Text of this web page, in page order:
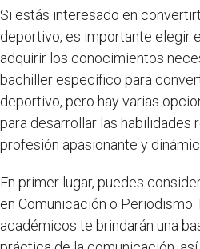
Si estás interesado en
deportivo, es importante elegir
adquirir los conocimientos
bachiller específico para
deportivo, pero hay varias
para desarrollar las habilidades
profesión apasionante y
En primer lugar, puedes
en Comunicación o
académicos te brindarán una